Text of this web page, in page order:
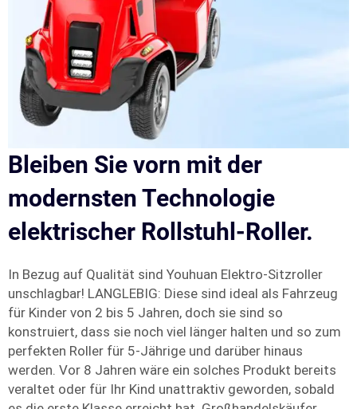
Bleiben Sie vorn mit der
modernsten Technologie
elektrischer Rollstuhl-Roller.
In Bezug auf Qualität sind Youhuan Elektro-Sitzroller
unschlagbar! LANGLEBIG: Diese sind ideal als Fahrzeug
für Kinder von 2 bis 5 Jahren, doch sie sind so
konstruiert, dass sie noch viel länger halten und so zum
perfekten Roller für 5-Jährige und darüber hinaus
werden. Vor 8 Jahren wäre ein solches Produkt bereits
veraltet oder für Ihr Kind unattraktiv geworden, sobald